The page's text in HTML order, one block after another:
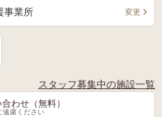
事業所 変更
スタッフ募集中の施設一覧
わせ（無料）
遠慮ください